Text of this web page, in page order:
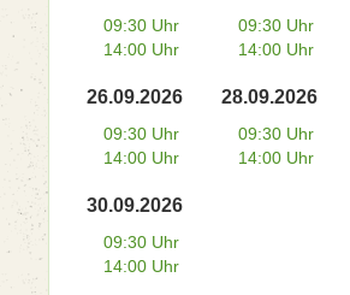
09:30 Uhr
14:00 Uhr
09:30 Uhr
14:00 Uhr
26.09.2026
09:30 Uhr
14:00 Uhr
28.09.2026
09:30 Uhr
14:00 Uhr
30.09.2026
09:30 Uhr
14:00 Uhr